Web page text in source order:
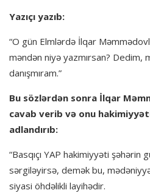
Yazıçı yazıb:
“O gün Elmlərdə İlqar
məndən niyə yazmırsan? Dedim,
danışmıram.”
Bu sözlərdən sonra İlqar
cavab verib və onu
adlandırıb:
“Basqıçı YAP hakimiyyəti
sərgiləyirsə, demək bu,
siyasi öhdəlikli layihədir.